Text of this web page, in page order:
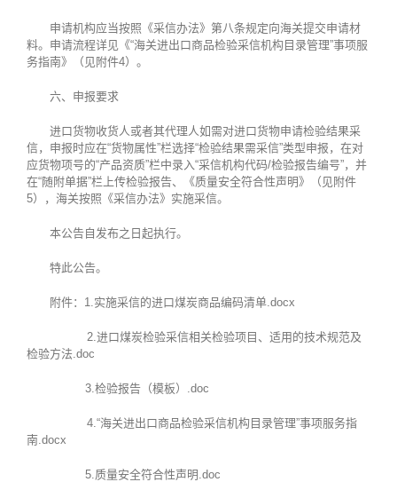
申请机构应当按照《采信办法》第八条规定向海关提交申请材
料。申请流程详见《“海关进出口商品检验采信机构目录管理”事项服
务指南》（见附件4）。
六、申报要求
进口货物收货人或者其代理人如需对进口货物申请检验结果采
信，申报时应在“货物属性”栏选择“检验结果需采信”类型申报，在对
应货物项号的“产品资质”栏中录入“采信机构代码/检验报告编号”，并
在“随附单据”栏上传检验报告、《质量安全符合性声明》（见附件
5），海关按照《采信办法》实施采信。
本公告自发布之日起执行。
特此公告。
附件：1.实施采信的进口煤炭商品编码清单.docx
2.进口煤炭检验采信相关检验项目、适用的技术规范及
检验方法.doc
3.检验报告（模板）.doc
4.“海关进出口商品检验采信机构目录管理”事项服务指
南.docx
5.质量安全符合性声明.doc